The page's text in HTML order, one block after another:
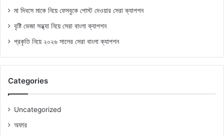
মা দিবসে মাকে নিয়ে ফেসবুকে পোস্ট দেওয়ার সেরা ক্যাপশন
বৃষ্টি ভেজা সন্ধ্যা নিয়ে সেরা বাংলা ক্যাপশন
প্রকৃতি নিয়ে ২০২৬ সালের সেরা বাংলা ক্যাপশন
Categories
Uncategorized
অফার